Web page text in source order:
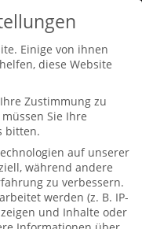
Allgemein,
Einige von ihnen
diese Website
Zustimmung zu
Sie Ihre
bitten.
auf unserer
während andere
zu verbessern.
werden (z. B. IP-
und Inhalte oder